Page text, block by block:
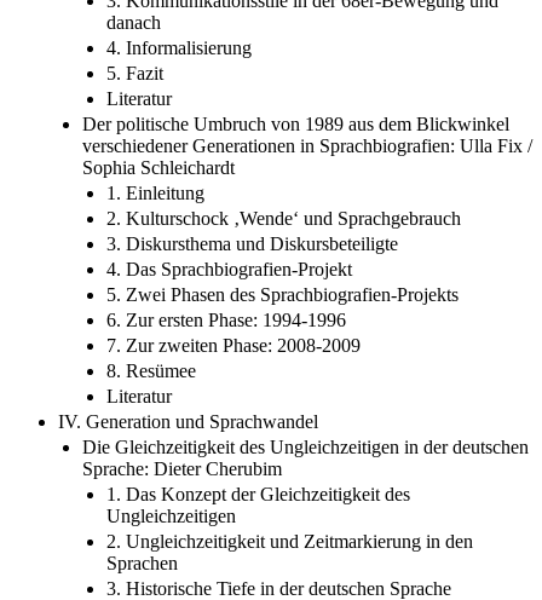
danach
4. Informalisierung
5. Fazit
Literatur
Der politische Umbruch von 1989 aus dem Blickwinkel
verschiedener Generationen in Sprachbiografien: Ulla Fix /
Sophia Schleichardt
1. Einleitung
2. Kulturschock ‚Wende‘ und Sprachgebrauch
3. Diskursthema und Diskursbeteiligte
4. Das Sprachbiografien-Projekt
5. Zwei Phasen des Sprachbiografien-Projekts
6. Zur ersten Phase: 1994-1996
7. Zur zweiten Phase: 2008-2009
8. Resümee
Literatur
IV. Generation und Sprachwandel
Die Gleichzeitigkeit des Ungleichzeitigen in der deutschen
Sprache: Dieter Cherubim
1. Das Konzept der Gleichzeitigkeit des
Ungleichzeitigen
2. Ungleichzeitigkeit und Zeitmarkierung in den
Sprachen
3. Historische Tiefe in der deutschen Sprache